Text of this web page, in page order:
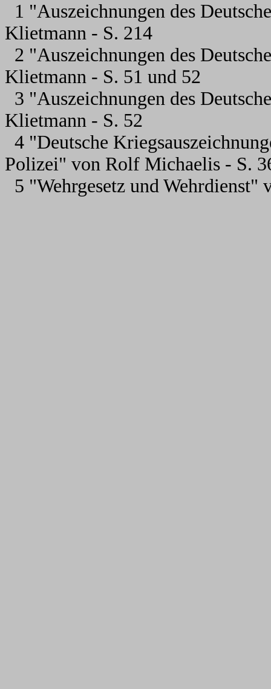
1 "Auszeichnungen des
Klietmann - S. 214
2 "Auszeichnungen des
Klietmann - S. 51 und 52
3 "Auszeichnungen des
Klietmann - S. 52
4 "Deutsche
Polizei" von Rolf Michaelis - S.
5 "Wehrgesetz und